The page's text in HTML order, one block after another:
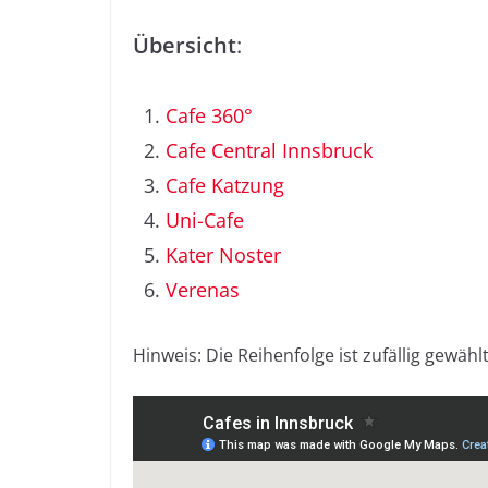
Übersicht:
Cafe 360°
Cafe Central Innsbruck
Cafe Katzung
Uni-Cafe
Kater Noster
Verenas
Hinweis: Die Reihenfolge ist zufällig gewählt